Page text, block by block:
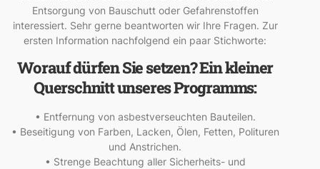
Entsorgung von Bauschutt oder Gefahrenstoffen
interessiert. Sehr gerne beantworten wir Ihre Fragen. Zur
ersten Information nachfolgend ein paar Stichworte:
Worauf dürfen Sie setzen? Ein kleiner
Querschnitt unseres Programms:
• Entfernung von asbestverseuchten Bauteilen.
• Beseitigung von Farben, Lacken, Ölen, Fetten, Polituren
und Anstrichen.
• Strenge Beachtung aller Sicherheits- und